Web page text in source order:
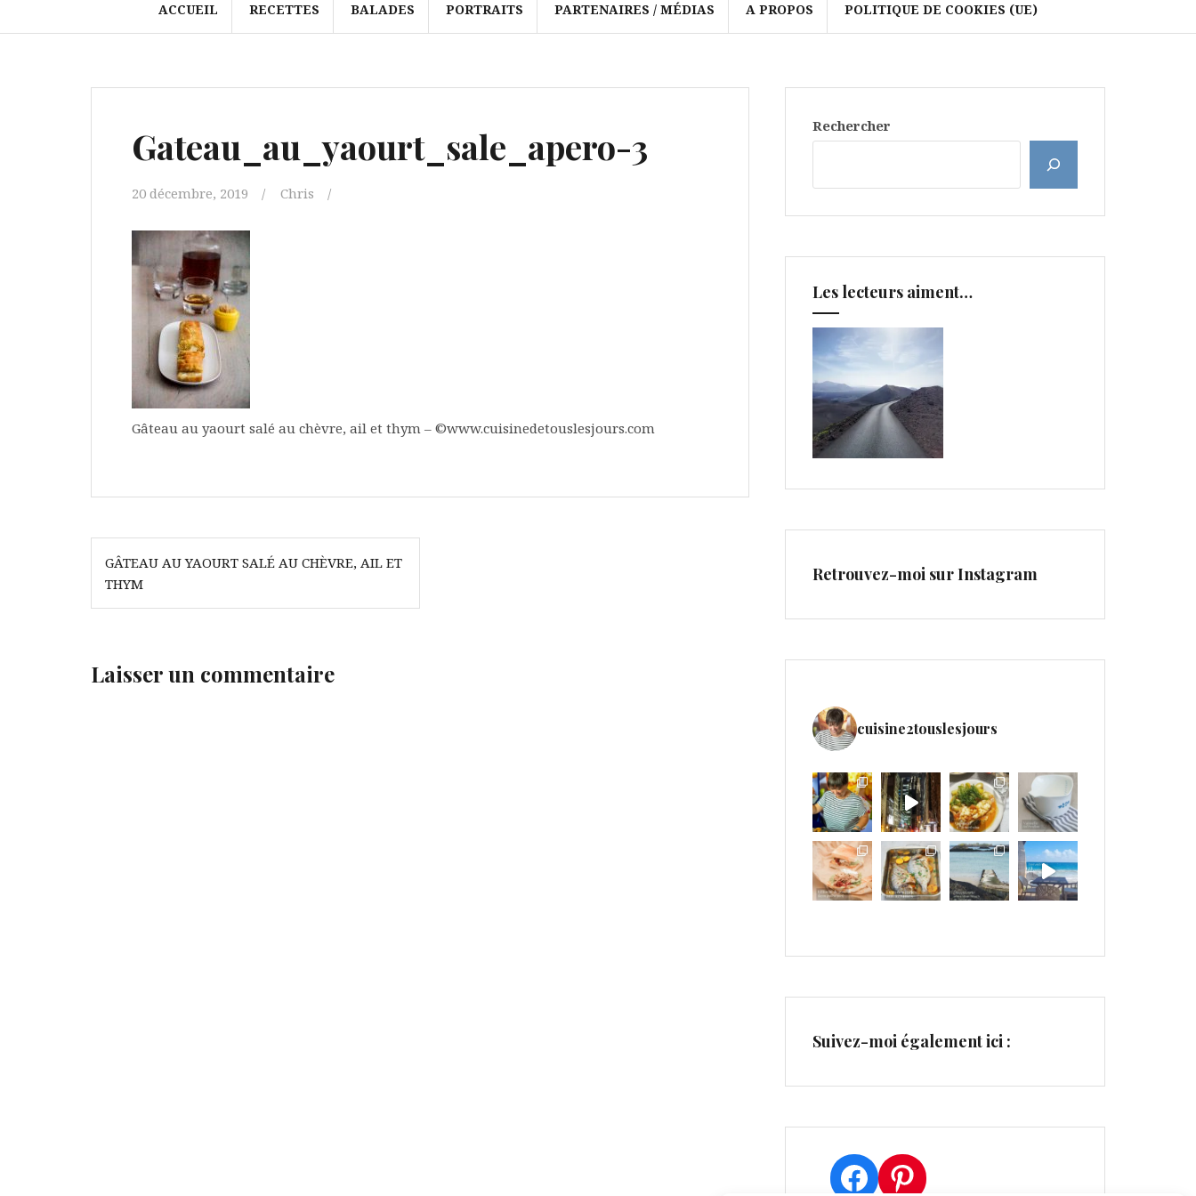
ACCUEIL RECETTES BALADES PORTRAITS PARTENAIRES / MÉDIAS A PROPOS POLITIQUE DE COOKIES (UE)
Gateau_au_yaourt_sale_apero-3
20 décembre, 2019 Chris
Gâteau au yaourt salé au chèvre, ail et thym – ©www.cuisinedetouslesjours.com
Navigation
de
l’article
GÂTEAU AU YAOURT SALÉ AU CHÈVRE, AIL ET
THYM
Laisser un commentaire
Rechercher
Les lecteurs aiment…
Retrouvez-moi sur Instagram
cuisine2touslesjours
Suivez-moi également ici :
Facebook
Pinterest